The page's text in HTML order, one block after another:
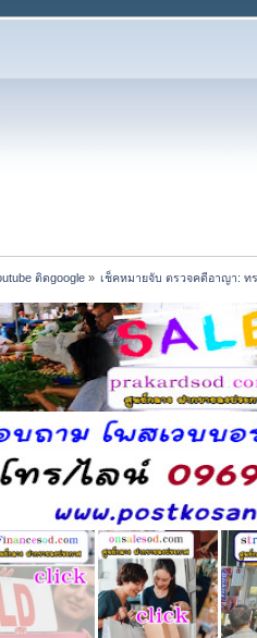
ติดgoogle» เช็คหมายจับ ตรวจคดีอาญา: ท